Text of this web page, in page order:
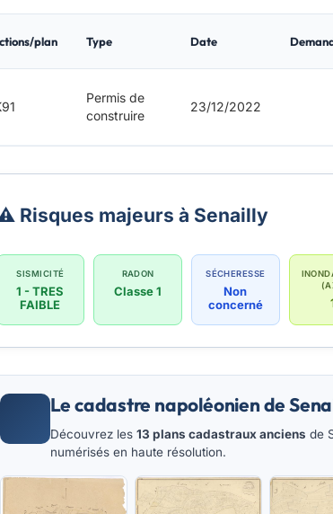
plan Type Date
Permis de
construire
23/12/2022
Risques majeurs à Senailly
SISMICITÉ
1 - TRES
FAIBLE
RADON
Classe 1
SÉCHERESSE
Non
concerné
Le cadastre napoléonien de
Découvrez les 13 plans cadastraux anciens de
numérisés en haute résolution.